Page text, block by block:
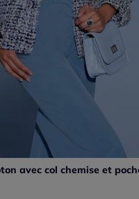
avec col chemise et